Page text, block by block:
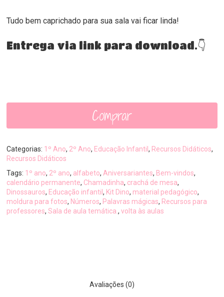
Tudo bem caprichado para sua sala vai ficar linda!
Entrega via link para download.👇
Comprar
Categorias: 1º Ano, 2º Ano, Educação Infantil, Recursos Didáticos,
Recursos Didáticos
Tags: 1º ano, 2º ano, alfabeto, Aniversariantes, Bem-vindos,
calendário permanente, Chamadinha, crachá de mesa,
Dinossauros, Educação infantil, Kit Dino, material pedagógico,
moldura para fotos, Números, Palavras mágicas, Recursos para
professores,Sala de aula temática.,volta às aulas
Avaliações (0)